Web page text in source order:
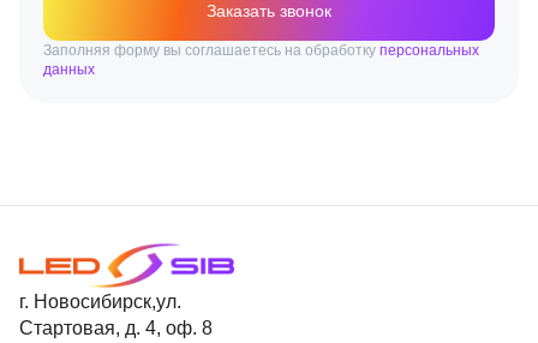
Заказать звонок
Заполняя форму вы соглашаетесь на обработку персональных
данных
г. Новосибирск,ул.
Стартовая, д. 4, оф. 8